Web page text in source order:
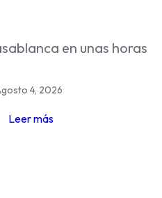
en unas horas
4, 2026
Leer más